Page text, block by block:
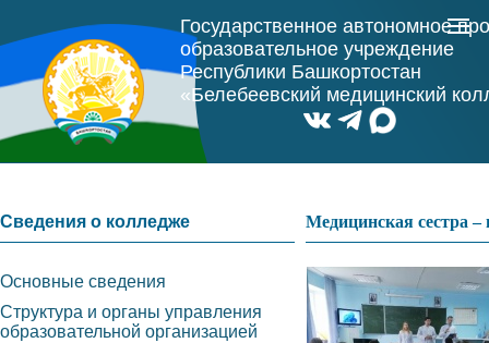
Государственное автономное
образовательное учреждение
Республики Башкортостан
«Белебеевский медицинский
Медицинская сестра –
Сведения о колледже
Основные сведения
Структура и органы управления
образовательной организацией